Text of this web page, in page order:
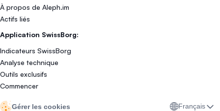
À propos de Aleph.im
Actifs liés
Application SwissBorg:
Indicateurs SwissBorg
Analyse technique
Outils exclusifs
Commencer
Gérer les cookies Français